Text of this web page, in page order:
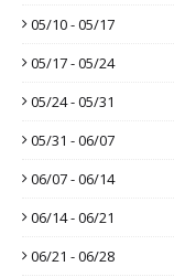
05/10 - 05/17
05/17 - 05/24
05/24 - 05/31
05/31 - 06/07
06/07 - 06/14
06/14 - 06/21
06/21 - 06/28